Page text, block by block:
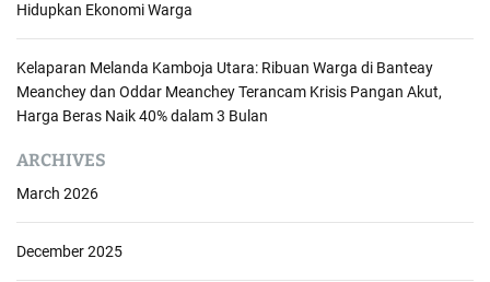
Hidupkan Ekonomi Warga
Kelaparan Melanda Kamboja Utara: Ribuan Warga di Banteay
Meanchey dan Oddar Meanchey Terancam Krisis Pangan Akut,
Harga Beras Naik 40% dalam 3 Bulan
ARCHIVES
March 2026
December 2025